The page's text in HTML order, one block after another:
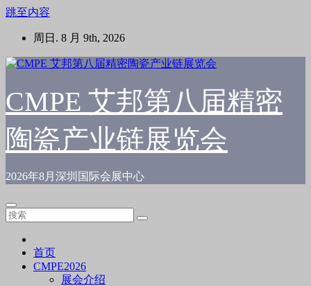
跳至内容
周日. 8 月 9th, 2026
CMPE 艾邦第八届精密
陶瓷产业链展览会
2026年8月深圳国际会展中心
首页
CMPE2026
展会介绍